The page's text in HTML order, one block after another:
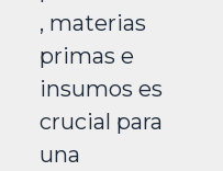
, materias
primas e
insumos es
crucial para
una